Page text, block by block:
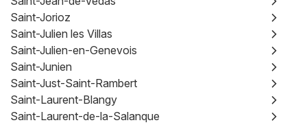
Saint-Jorioz
Saint-Julien les Villas
Saint-Julien-en-Genevois
Saint-Junien
Saint-Just-Saint-Rambert
Saint-Laurent-Blangy
Saint-Laurent-de-la-Salanque